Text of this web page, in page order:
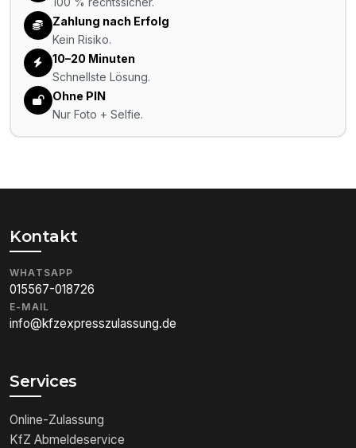
Zahlung nach Erfolg
Kein Risiko.
10–20 Minuten
Schnellste Lösung.
Ohne PIN
Nur Foto + Selfie.
Kontakt
WHATSAPP
015567-018726
E-MAIL
info@kfzexpresszulassung.de
Services
Online-Zulassung
KfZ Abmeldeservice